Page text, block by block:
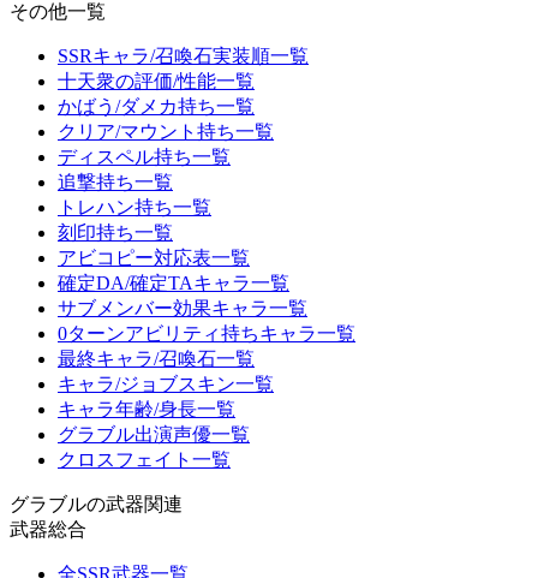
その他一覧
SSRキャラ/召喚石実装順一覧
十天衆の評価/性能一覧
かばう/ダメカ持ち一覧
クリア/マウント持ち一覧
ディスペル持ち一覧
追撃持ち一覧
トレハン持ち一覧
刻印持ち一覧
アビコピー対応表一覧
確定DA/確定TAキャラ一覧
サブメンバー効果キャラ一覧
0ターンアビリティ持ちキャラ一覧
最終キャラ/召喚石一覧
キャラ/ジョブスキン一覧
キャラ年齢/身長一覧
グラブル出演声優一覧
クロスフェイト一覧
グラブルの武器関連
武器総合
全SSR武器一覧